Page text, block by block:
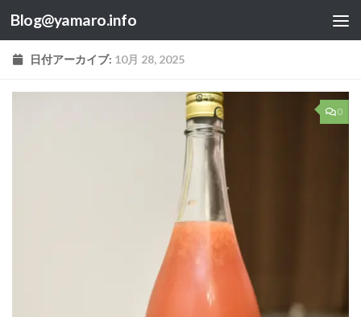
コンテンツへスキップ
Blog@yamaro.info
日付アーカイブ: 10月 28, 2025
0